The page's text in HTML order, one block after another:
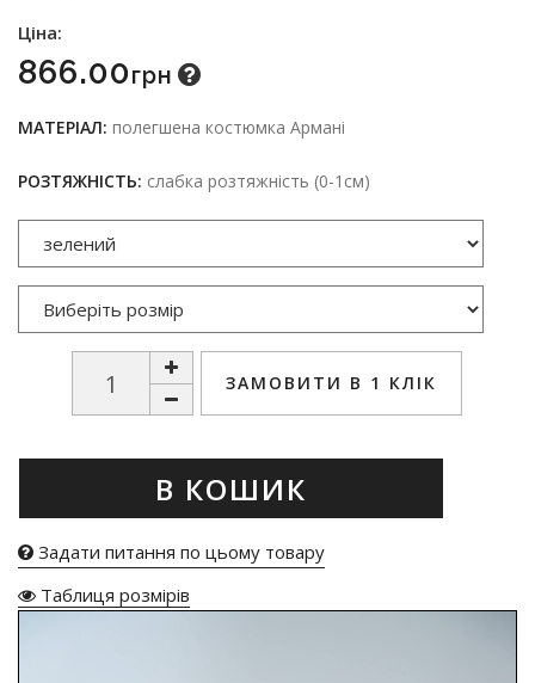
Ціна:
866.00Грн
МАТЕРІАЛ: полегшена костюмка Армані
РОЗТЯЖНІСТЬ: слабка розтяжність (0-1см)
ЗАМОВИТИ В 1 КЛІК
В КОШИК
Задати питання по цьому товару
Таблиця розмірів